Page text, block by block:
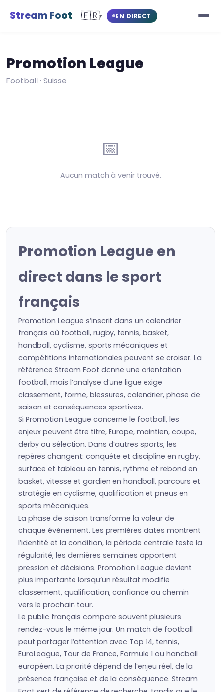
Stream Foot 🇫🇷▾ EN DIRECT
Promotion League
Football · Suisse
📅
Aucun match à venir trouvé.
Promotion League en
direct dans le sport
français
Promotion League s’inscrit dans un calendrier
français où football, rugby, tennis, basket,
handball, cyclisme, sports mécaniques et
compétitions internationales peuvent se croiser. La
référence Stream Foot donne une orientation
football, mais l’analyse d’une ligue exige
classement, forme, blessures, calendrier, phase de
saison et conséquences sportives.
Si Promotion League concerne le football, les
enjeux peuvent être titre, Europe, maintien, coupe,
derby ou sélection. Dans d’autres sports, les
repères changent: conquête et discipline en rugby,
surface et tableau en tennis, rythme et rebond en
basket, vitesse et gardien en handball, parcours et
stratégie en cyclisme, qualification et pneus en
sports mécaniques.
La phase de saison transforme la valeur de
chaque événement. Les premières dates montrent
l’identité et la condition, la période centrale teste la
régularité, les dernières semaines apportent
pression et décisions. Promotion League devient
plus importante lorsqu’un résultat modifie
classement, qualification, confiance ou chemin
vers le prochain tour.
Le public français compare souvent plusieurs
rendez-vous le même jour. Un match de football
peut partager l’attention avec Top 14, tennis,
EuroLeague, Tour de France, Formule 1 ou handball
européen. La priorité dépend de l’enjeu réel, de la
présence française et de la conséquence. Stream